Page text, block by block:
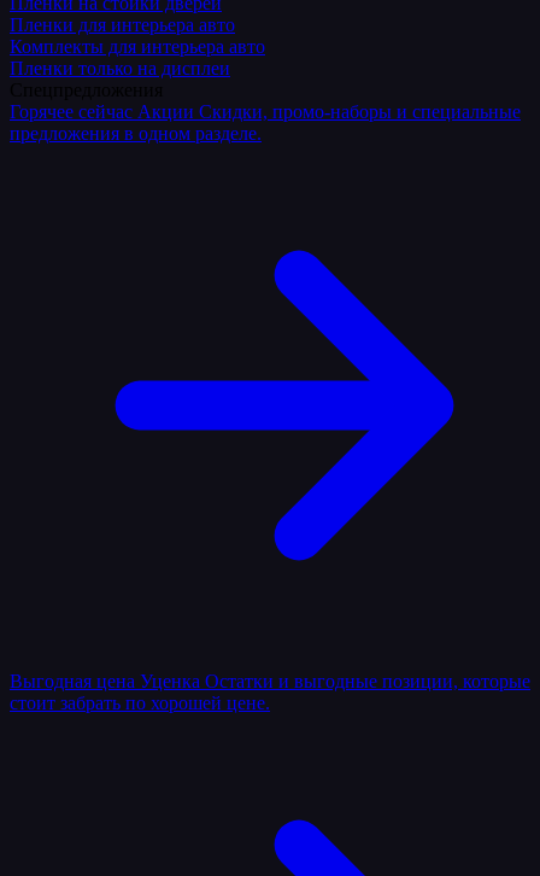
Пленки для интерьера авто
Комплекты для интерьера авто
Пленки только на дисплеи
Горячее сейчас Акции Скидки, промо-наборы и специальные
предложения в одном разделе.
Выгодная цена Уценка Остатки и выгодные позиции, которые
стоит забрать по хорошей цене.